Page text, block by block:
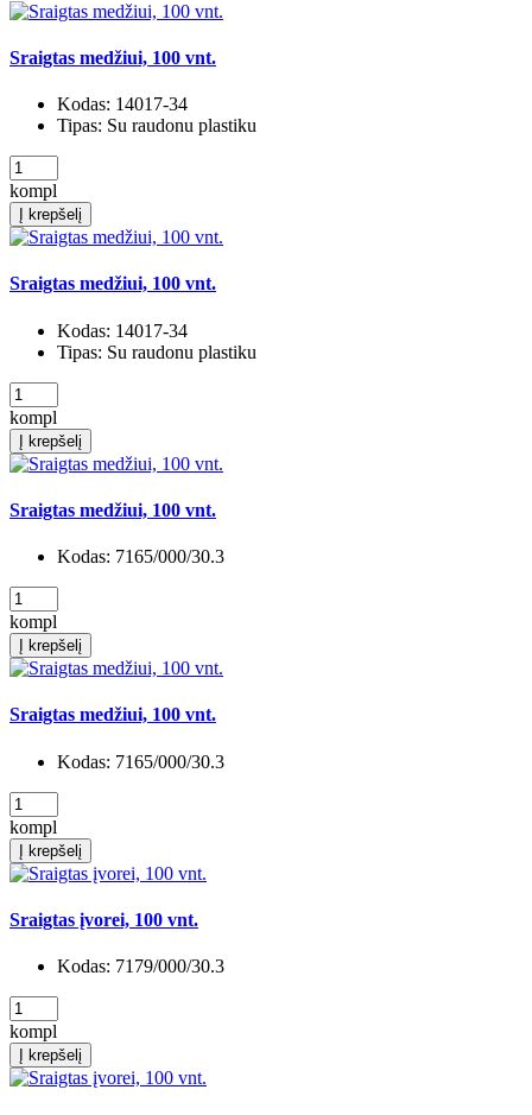
Sraigtas medžiui, 100 vnt.
Kodas: 14017-34
Tipas: Su raudonu plastiku
kompl
Į krepšelį
Sraigtas medžiui, 100 vnt.
Kodas: 14017-34
Tipas: Su raudonu plastiku
kompl
Į krepšelį
Sraigtas medžiui, 100 vnt.
Kodas: 7165/000/30.3
kompl
Į krepšelį
Sraigtas medžiui, 100 vnt.
Kodas: 7165/000/30.3
kompl
Į krepšelį
Sraigtas įvorei, 100 vnt.
Kodas: 7179/000/30.3
kompl
Į krepšelį